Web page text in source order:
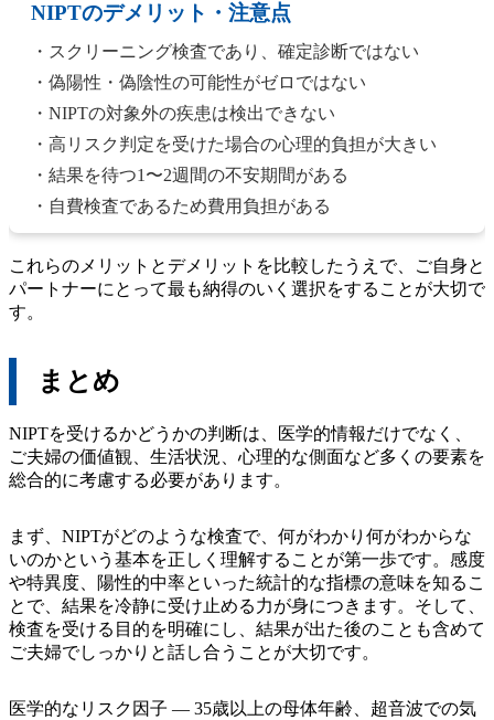
NIPTのデメリット・注意点
・スクリーニング検査であり、確定診断ではない
・偽陽性・偽陰性の可能性がゼロではない
・NIPTの対象外の疾患は検出できない
・高リスク判定を受けた場合の心理的負担が大きい
・結果を待つ1〜2週間の不安期間がある
・自費検査であるため費用負担がある
これらのメリットとデメリットを比較したうえで、ご自身と
パートナーにとって最も納得のいく選択をすることが大切で
す。
まとめ
NIPTを受けるかどうかの判断は、医学的情報だけでなく、
ご夫婦の価値観、生活状況、心理的な側面など多くの要素を
総合的に考慮する必要があります。
まず、NIPTがどのような検査で、何がわかり何がわからな
いのかという基本を正しく理解することが第一歩です。感度
や特異度、陽性的中率といった統計的な指標の意味を知るこ
とで、結果を冷静に受け止める力が身につきます。そして、
検査を受ける目的を明確にし、結果が出た後のことも含めて
ご夫婦でしっかりと話し合うことが大切です。
医学的なリスク因子 ― 35歳以上の母体年齢、超音波での気